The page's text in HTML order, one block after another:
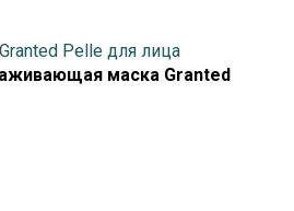
Granted Pelle для лица
маска Granted